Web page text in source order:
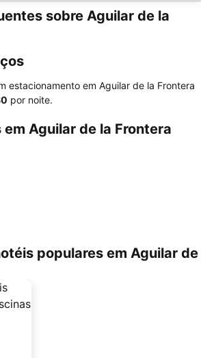
sobre Aguilar de la
estacionamento em Aguilar de la Frontera
por noite.
Aguilar de la Frontera
populares em Aguilar de